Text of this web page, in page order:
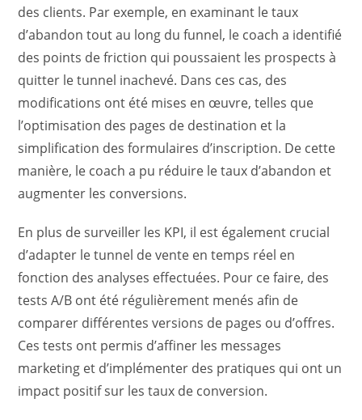
des clients. Par exemple, en examinant le taux
d’abandon tout au long du funnel, le coach a identifié
des points de friction qui poussaient les prospects à
quitter le tunnel inachevé. Dans ces cas, des
modifications ont été mises en œuvre, telles que
l’optimisation des pages de destination et la
simplification des formulaires d’inscription. De cette
manière, le coach a pu réduire le taux d’abandon et
augmenter les conversions.
En plus de surveiller les KPI, il est également crucial
d’adapter le tunnel de vente en temps réel en
fonction des analyses effectuées. Pour ce faire, des
tests A/B ont été régulièrement menés afin de
comparer différentes versions de pages ou d’offres.
Ces tests ont permis d’affiner les messages
marketing et d’implémenter des pratiques qui ont un
impact positif sur les taux de conversion.